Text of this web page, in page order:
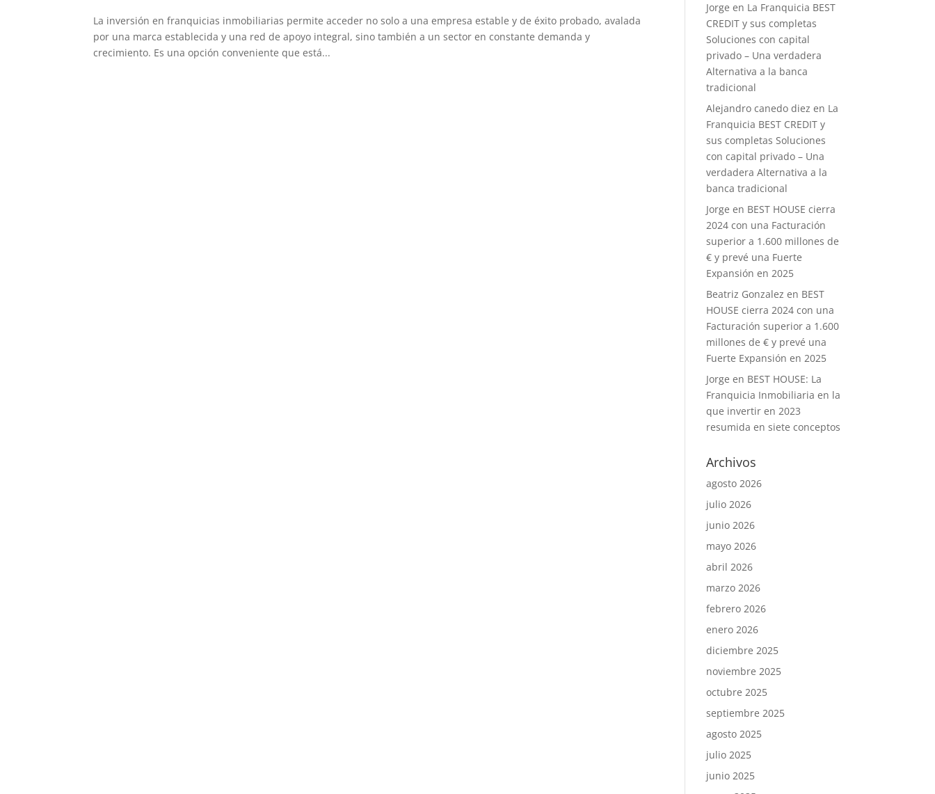
La inversión en franquicias inmobiliarias permite acceder no solo a una empresa estable y de éxito probado, avalada
por una marca establecida y una red de apoyo integral, sino también a un sector en constante demanda y
crecimiento. Es una opción conveniente que está...
Jorge en La Franquicia BEST
CREDIT y sus completas
Soluciones con capital
privado – Una verdadera
Alternativa a la banca
tradicional
Alejandro canedo diez en La
Franquicia BEST CREDIT y
sus completas Soluciones
con capital privado – Una
verdadera Alternativa a la
banca tradicional
Jorge en BEST HOUSE cierra
2024 con una Facturación
superior a 1.600 millones de
€ y prevé una Fuerte
Expansión en 2025
Beatriz Gonzalez en BEST
HOUSE cierra 2024 con una
Facturación superior a 1.600
millones de € y prevé una
Fuerte Expansión en 2025
Jorge en BEST HOUSE: La
Franquicia Inmobiliaria en la
que invertir en 2023
resumida en siete conceptos
Archivos
agosto 2026
julio 2026
junio 2026
mayo 2026
abril 2026
marzo 2026
febrero 2026
enero 2026
diciembre 2025
noviembre 2025
octubre 2025
septiembre 2025
agosto 2025
julio 2025
junio 2025